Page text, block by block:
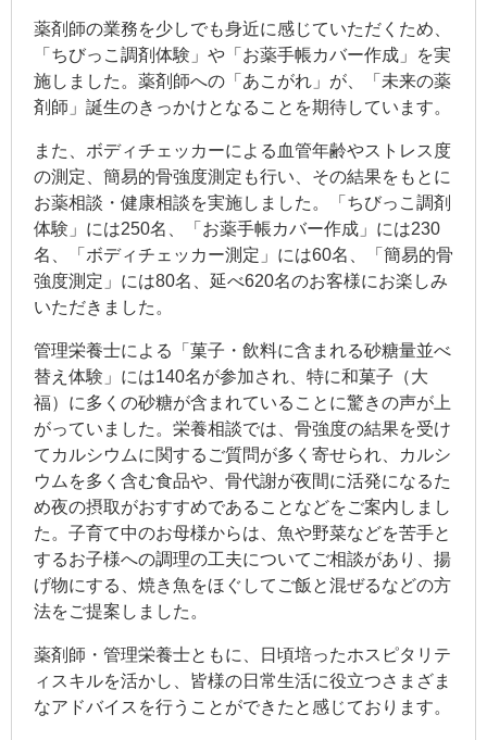
薬剤師の業務を少しでも身近に感じていただくため、
「ちびっこ調剤体験」や「お薬手帳カバー作成」を実
施しました。薬剤師への「あこがれ」が、「未来の薬
剤師」誕生のきっかけとなることを期待しています。
また、ボディチェッカーによる血管年齢やストレス度
の測定、簡易的骨強度測定も行い、その結果をもとに
お薬相談・健康相談を実施しました。「ちびっこ調剤
体験」には250名、「お薬手帳カバー作成」には230
名、「ボディチェッカー測定」には60名、「簡易的骨
強度測定」には80名、延べ620名のお客様にお楽しみ
いただきました。
管理栄養士による「菓子・飲料に含まれる砂糖量並べ
替え体験」には140名が参加され、特に和菓子（大
福）に多くの砂糖が含まれていることに驚きの声が上
がっていました。栄養相談では、骨強度の結果を受け
てカルシウムに関するご質問が多く寄せられ、カルシ
ウムを多く含む食品や、骨代謝が夜間に活発になるた
め夜の摂取がおすすめであることなどをご案内しまし
た。子育て中のお母様からは、魚や野菜などを苦手と
するお子様への調理の工夫についてご相談があり、揚
げ物にする、焼き魚をほぐしてご飯と混ぜるなどの方
法をご提案しました。
薬剤師・管理栄養士ともに、日頃培ったホスピタリテ
ィスキルを活かし、皆様の日常生活に役立つさまざま
なアドバイスを行うことができたと感じております。